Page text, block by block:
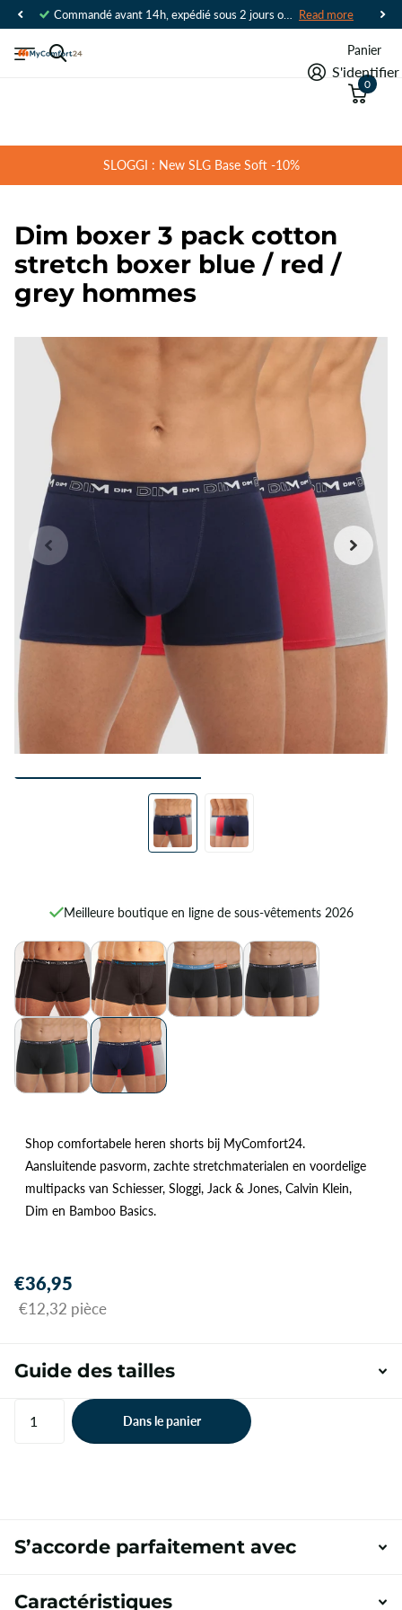
Read more
S'identifier
Panier
0
SLOGGI : New SLG Base Soft -10%
Dim boxer 3 pack cotton
stretch boxer blue / red /
grey hommes
Meilleure boutique en ligne de sous-vêtements 2026
Shop comfortabele heren shorts bij MyComfort24.
Aansluitende pasvorm, zachte stretchmaterialen en voordelige
multipacks van Schiesser, Sloggi, Jack & Jones, Calvin Klein,
Dim en Bamboo Basics.
€36,95
€12,32 pièce
Guide des tailles
Dans le panier
S’accorde parfaitement avec
Caractéristiques